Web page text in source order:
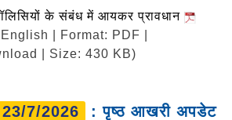
के संबंध में आयकर प्रावधान
| Format: PDF |
| Size: 430 KB)
23/7/2026 : पृष्ठ आखरी अपडेट